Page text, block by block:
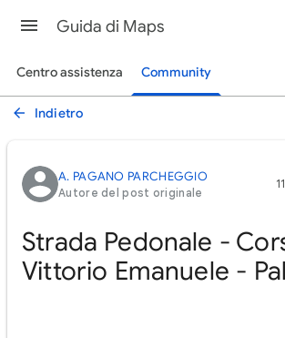
Guida di Maps
Centro assistenza Community
Indietro
A. PAGANO PARCHEGGIO
Autore del post originale
Strada Pedonale -
Vittorio Emanuele -